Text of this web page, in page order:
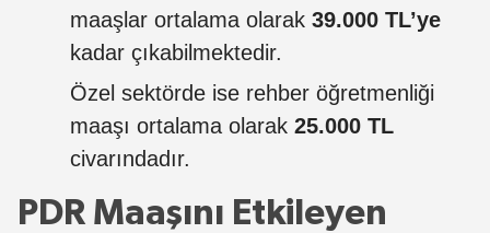
maaşlar ortalama olarak 39.000 TL’ye
kadar çıkabilmektedir.
Özel sektörde ise rehber öğretmenliği
maaşı ortalama olarak 25.000 TL
civarındadır.
PDR Maaşını Etkileyen